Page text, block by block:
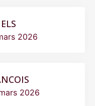
2026
2026